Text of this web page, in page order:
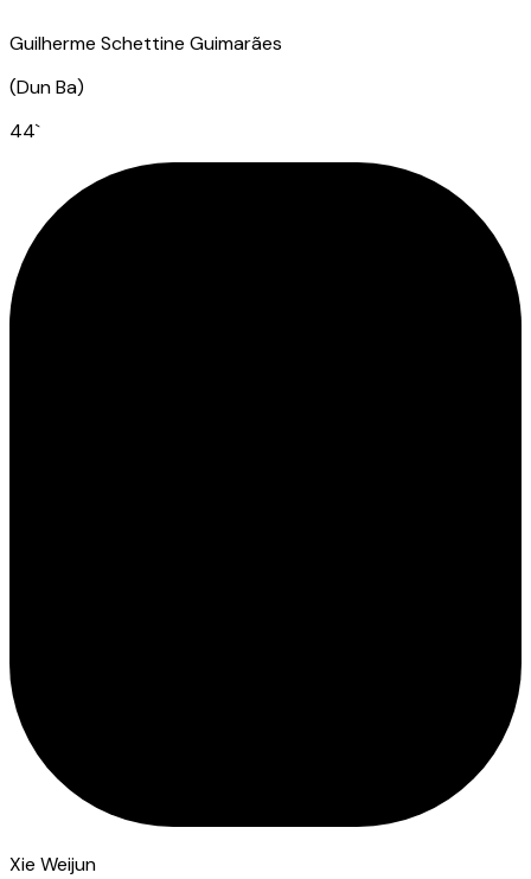
Guilherme Schettine Guimarães
(Dun Ba)
44`
Xie Weijun